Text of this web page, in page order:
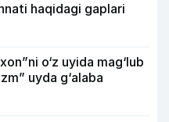
haqidagi gaplari
o‘z uyida mag‘lub
uyda g‘alaba